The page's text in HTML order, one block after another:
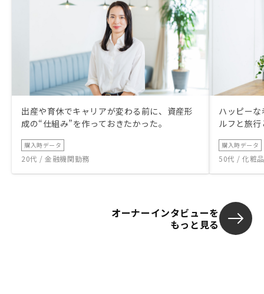
出産や育休でキャリアが変わる前に、資産形
成の“仕組み”を作っておきたかった。
購入時データ
20代 / 金融機関勤務
ハッピー
ルフと旅
購入時データ
50代 / 化粧
オーナーインタビューを
もっと見る